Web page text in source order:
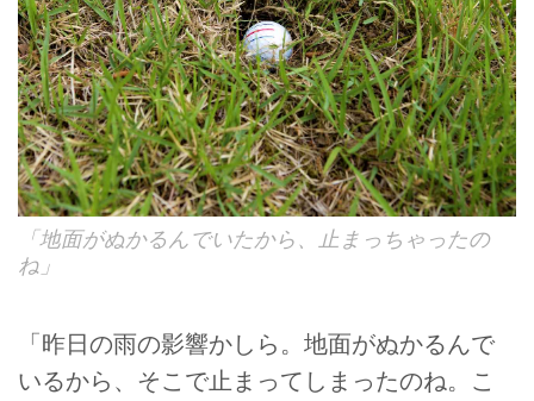
「地面がぬかるんでいたから、止まっちゃったの
ね」
「昨日の雨の影響かしら。地面がぬかるんで
いるから、そこで止まってしまったのね。こ